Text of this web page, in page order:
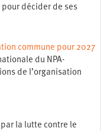
décider de ses
commune pour 2027
du NPA-
de l’organisation
la lutte contre le